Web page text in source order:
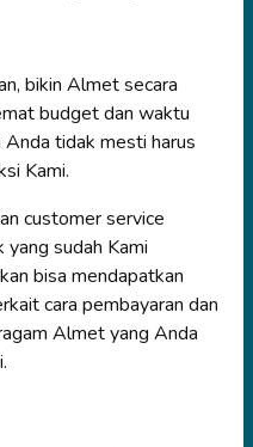
bikin Almet secara
budget dan waktu
Anda tidak mesti harus
Kami.
customer service
sudah Kami
bisa mendapatkan
cara pembayaran dan
Almet yang Anda